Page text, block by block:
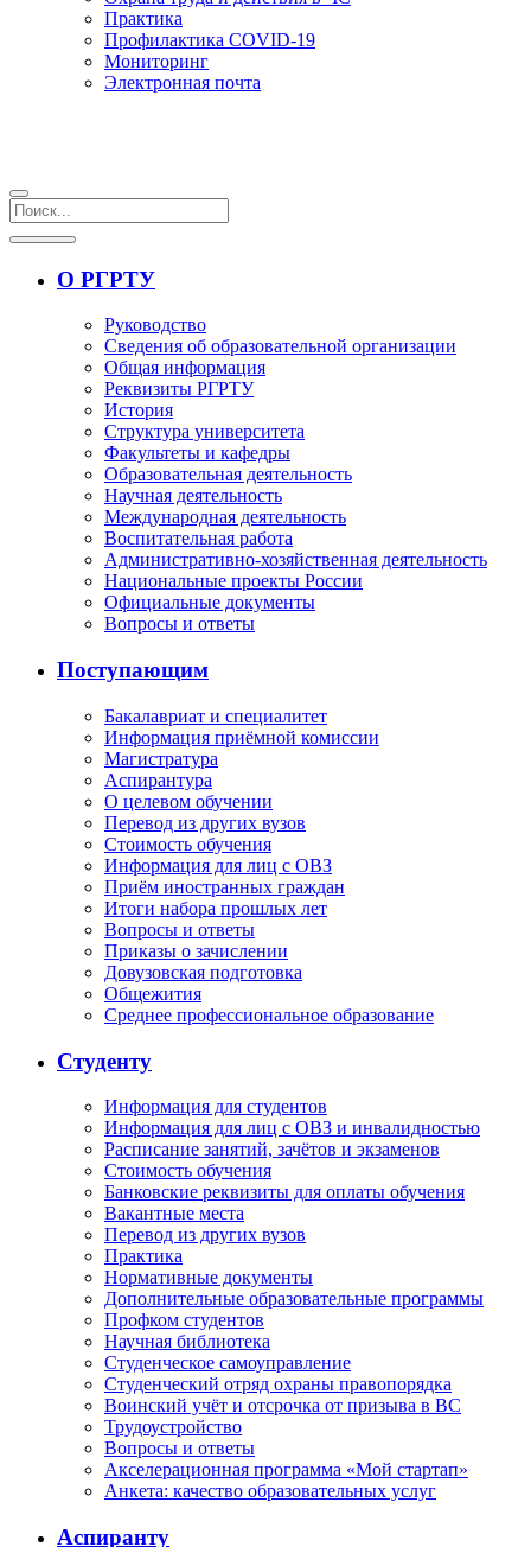
Практика
Профилактика COVID-19
Мониторинг
Электронная почта
О РГРТУ
Руководство
Сведения об образовательной организации
Общая информация
Реквизиты РГРТУ
История
Структура университета
Факультеты и кафедры
Образовательная деятельность
Научная деятельность
Международная деятельность
Воспитательная работа
Административно-хозяйственная деятельность
Национальные проекты России
Официальные документы
Вопросы и ответы
Поступающим
Бакалавриат и специалитет
Информация приёмной комиссии
Магистратура
Аспирантура
О целевом обучении
Перевод из других вузов
Стоимость обучения
Информация для лиц с ОВЗ
Приём иностранных граждан
Итоги набора прошлых лет
Вопросы и ответы
Приказы о зачислении
Довузовская подготовка
Общежития
Среднее профессиональное образование
Студенту
Информация для студентов
Информация для лиц с ОВЗ и инвалидностью
Расписание занятий, зачётов и экзаменов
Стоимость обучения
Банковские реквизиты для оплаты обучения
Вакантные места
Перевод из других вузов
Практика
Нормативные документы
Дополнительные образовательные программы
Профком студентов
Научная библиотека
Студенческое самоуправление
Студенческий отряд охраны правопорядка
Воинский учёт и отсрочка от призыва в ВС
Трудоустройство
Вопросы и ответы
Акселерационная программа «Мой стартап»
Анкета: качество образовательных услуг
Аспиранту